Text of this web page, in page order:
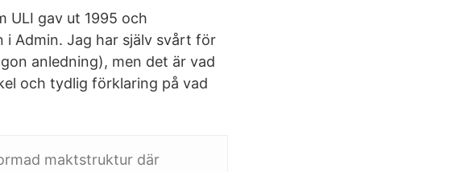
ULI gav ut 1995 och
i Admin. Jag har själv svårt för
anledning), men det är vad
och tydlig förklaring på vad
maktstruktur där